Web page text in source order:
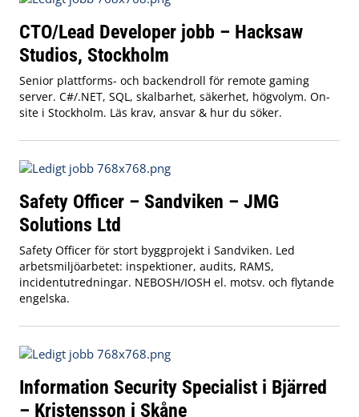
CTO/Lead Developer jobb – Hacksaw
Studios, Stockholm
Senior plattforms- och backendroll för remote gaming
server. C#/.NET, SQL, skalbarhet, säkerhet, högvolym. On-
site i Stockholm. Läs krav, ansvar & hur du söker.
Safety Officer – Sandviken – JMG
Solutions Ltd
Safety Officer för stort byggprojekt i Sandviken. Led
arbetsmiljöarbetet: inspektioner, audits, RAMS,
incidentutredningar. NEBOSH/IOSH el. motsv. och flytande
engelska.
Information Security Specialist i Bjärred
– Kristensson i Skåne